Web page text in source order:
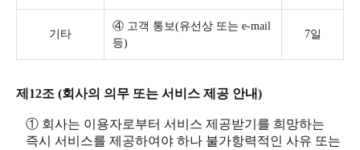
기타
④ 고객 통보(유선상 또는 e-mail
등)
7일
제12조 (회사의 의무 또는 서비스 제공 안내)
① 회사는 이용자로부터 서비스 제공받기를 희망하는
즉시 서비스를 제공하여야 하나 불가항력적인 사유 또는